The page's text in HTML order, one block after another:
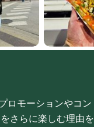
ロモーションやコン
さらに楽しむ理由を